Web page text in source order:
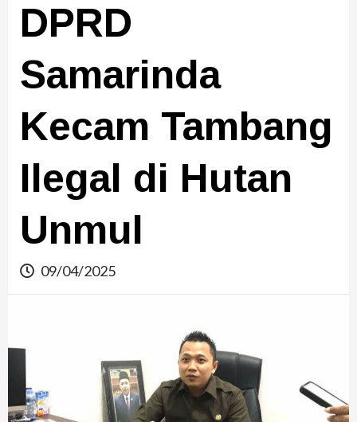
DPRD
Samarinda
Kecam Tambang
Ilegal di Hutan
Unmul
09/04/2025